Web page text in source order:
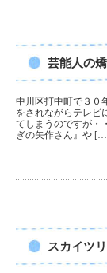
芸能人の
中川区打中町で３０
をされながらテレビ
てしまうのですが・
ぎの矢作さん』や
スカイツ